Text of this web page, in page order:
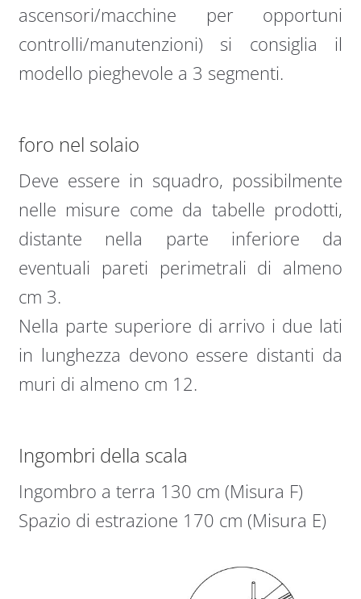
ascensori/macchine per opportuni
controlli/manutenzioni) si consiglia il
modello pieghevole a 3 segmenti.
foro nel solaio
Deve essere in squadro, possibilmente
nelle misure come da tabelle prodotti,
distante nella parte inferiore da
eventuali pareti perimetrali di almeno
cm 3.
Nella parte superiore di arrivo i due lati
in lunghezza devono essere distanti da
muri di almeno cm 12.
Ingombri della scala
Ingombro a terra 130 cm (Misura F)
Spazio di estrazione 170 cm (Misura E)